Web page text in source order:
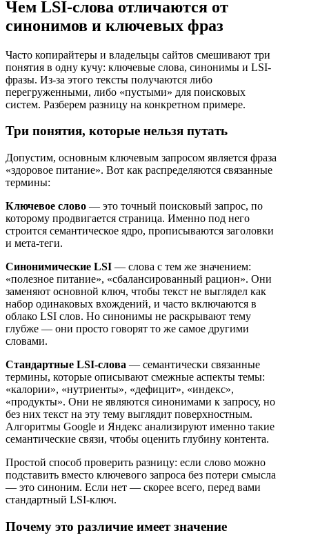
Чем LSI-слова отличаются от
синонимов и ключевых фраз
Часто копирайтеры и владельцы сайтов смешивают три
понятия в одну кучу: ключевые слова, синонимы и LSI-
фразы. Из-за этого тексты получаются либо
перегруженными, либо «пустыми» для поисковых
систем. Разберем разницу на конкретном примере.
Три понятия, которые нельзя путать
Допустим, основным ключевым запросом является фраза
«здоровое питание». Вот как распределяются связанные
термины:
Ключевое слово — это точный поисковый запрос, по
которому продвигается страница. Именно под него
строится семантическое ядро, прописываются заголовки
и мета-теги.
Синонимические LSI — слова с тем же значением:
«полезное питание», «сбалансированный рацион». Они
заменяют основной ключ, чтобы текст не выглядел как
набор одинаковых вхождений, и часто включаются в
облако LSI слов. Но синонимы не раскрывают тему
глубже — они просто говорят то же самое другими
словами.
Стандартные LSI-слова — семантически связанные
термины, которые описывают смежные аспекты темы:
«калории», «нутриенты», «дефицит», «индекс»,
«продукты». Они не являются синонимами к запросу, но
без них текст на эту тему выглядит поверхностным.
Алгоритмы Google и Яндекс анализируют именно такие
семантические связи, чтобы оценить глубину контента.
Простой способ проверить разницу: если слово можно
подставить вместо ключевого запроса без потери смысла
— это синоним. Если нет — скорее всего, перед вами
стандартный LSI-ключ.
Почему это различие имеет значение